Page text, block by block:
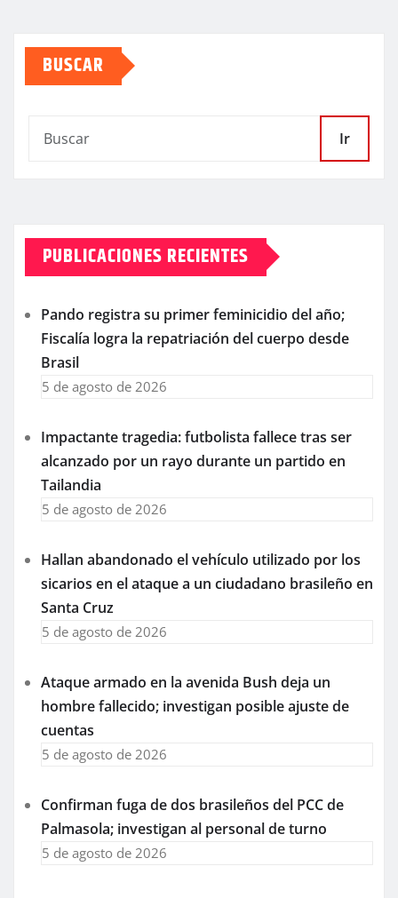
BUSCAR
Ir
PUBLICACIONES RECIENTES
Pando registra su primer feminicidio del año;
Fiscalía logra la repatriación del cuerpo desde
Brasil
5 de agosto de 2026
Impactante tragedia: futbolista fallece tras ser
alcanzado por un rayo durante un partido en
Tailandia
5 de agosto de 2026
Hallan abandonado el vehículo utilizado por los
sicarios en el ataque a un ciudadano brasileño en
Santa Cruz
5 de agosto de 2026
Ataque armado en la avenida Bush deja un
hombre fallecido; investigan posible ajuste de
cuentas
5 de agosto de 2026
Confirman fuga de dos brasileños del PCC de
Palmasola; investigan al personal de turno
5 de agosto de 2026